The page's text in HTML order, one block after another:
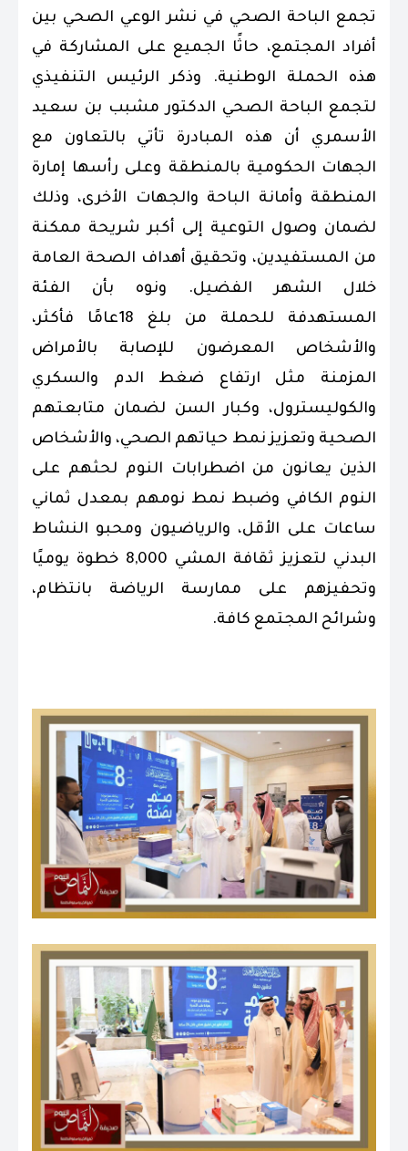
تجمع الباحة الصحي في نشر الوعي الصحي بين
أفراد المجتمع، حاثًا الجميع على المشاركة في
هذه الحملة الوطنية. وذكر الرئيس التنفيذي
لتجمع الباحة الصحي الدكتور مشبب بن سعيد
الأسمري أن هذه المبادرة تأتي بالتعاون مع
الجهات الحكومية بالمنطقة وعلى رأسها إمارة
المنطقة وأمانة الباحة والجهات الأخرى، وذلك
لضمان وصول التوعية إلى أكبر شريحة ممكنة
من المستفيدين، وتحقيق أهداف الصحة العامة
خلال الشهر الفضيل. ونوه بأن الفئة
المستهدفة للحملة من بلغ 18عامًا فأكثر،
والأشخاص المعرضون للإصابة بالأمراض
المزمنة مثل ارتفاع ضغط الدم والسكري
والكوليسترول، وكبار السن لضمان متابعتهم
الصحية وتعزيز نمط حياتهم الصحي، والأشخاص
الذين يعانون من اضطرابات النوم لحثهم على
النوم الكافي وضبط نمط نومهم بمعدل ثماني
ساعات على الأقل، والرياضيون ومحبو النشاط
البدني لتعزيز ثقافة المشي 8,000 خطوة يوميًا
وتحفيزهم على ممارسة الرياضة بانتظام،
وشرائح المجتمع كافة.